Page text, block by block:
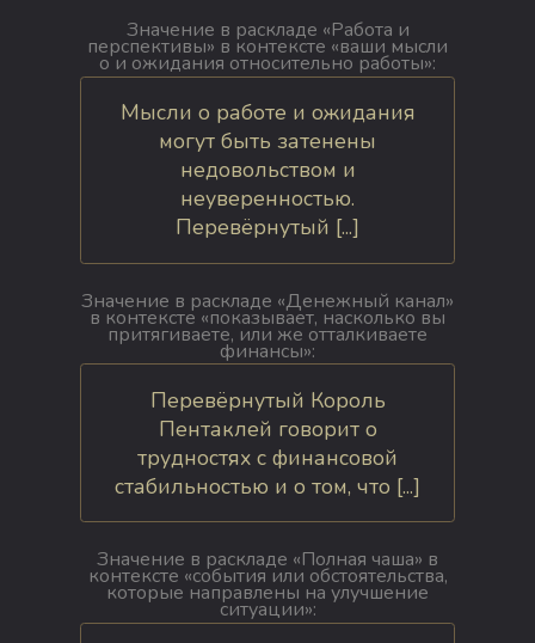
Значение в раскладе «Работа и
перспективы» в контексте «ваши мысли
о и ожидания относительно работы»:
Мысли о работе и ожидания
могут быть затенены
недовольством и
неуверенностью.
Перевёрнутый [...]
Значение в раскладе «Денежный канал»
в контексте «показывает, насколько вы
притягиваете, или же отталкиваете
финансы»:
Перевёрнутый Король
Пентаклей говорит о
трудностях с финансовой
стабильностью и о том, что [...]
Значение в раскладе «Полная чаша» в
контексте «события или обстоятельства,
которые направлены на улучшение
ситуации»: